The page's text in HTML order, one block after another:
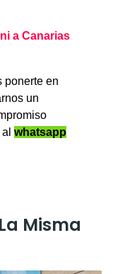
a Canarias
ponerte en
un
whatsapp
Misma